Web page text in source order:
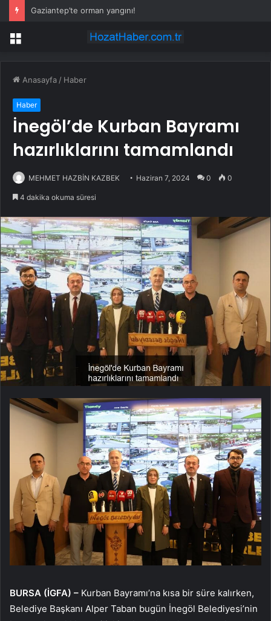
Gaziantep’te orman yangını!
Menü
Anasayfa / Haber
Haber
İnegöl’de Kurban Bayramı
hazırlıklarını tamamlandı
MEHMET HAZBİN KAZBEK Haziran 7, 2024 0 0
4 dakika okuma süresi
BURSA (İGFA) – Kurban Bayramı’na kısa bir süre kalırken,
Belediye Başkanı Alper Taban bugün İnegöl Belediyesi’nin